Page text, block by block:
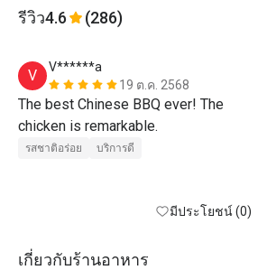
รีวิว4.6 (286)
V
V******a
19 ต.ค. 2568
The best Chinese BBQ ever! The
chicken is remarkable.
รสชาติอร่อย บริการดี
มีประโยชน์ (0)
เกี่ยวกับร้านอาหาร